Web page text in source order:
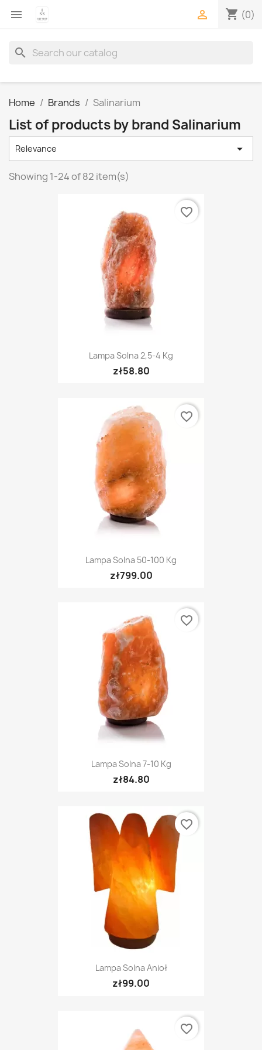
 shopping_cart (0)

search
Home Brands Salinarium
List of products by brand Salinarium
Relevance 
Showing 1-24 of 82 item(s)
Lampa Solna 2,5-4 Kg
zł58.80
favorite_border
Lampa Solna 50-100 Kg
zł799.00
favorite_border
Lampa Solna 7-10 Kg
zł84.80
favorite_border
Lampa Solna Anioł
zł99.00
favorite_border
favorite_border